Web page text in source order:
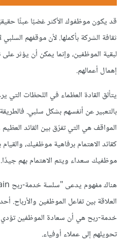
قد يكون موظفوك الأكثر غضبًا عبئًا
ثقافة الشركة بأكملها. ﻷن موقفهم
لبقية الموظفين، وإنما يمكن أن يؤثر
إهمال أعمالهم.
يتألق القادة العظماء في اللحظات التي
بالتعبير عن أنفسهم بشكل سلبي.
المواقف هي التي تفرّق بين القائد
كقائد الاهتمام برفاهية موظفيك،
موظفيك سعداء ويتم الاهتمام بهم جيدًا.
العلاقة بين تفاعل الموظفين والأرباح.
خدمة-ربح هي أن سعادة الموظفين تؤدي
تحويلهم إلى عملاء أوفياء.